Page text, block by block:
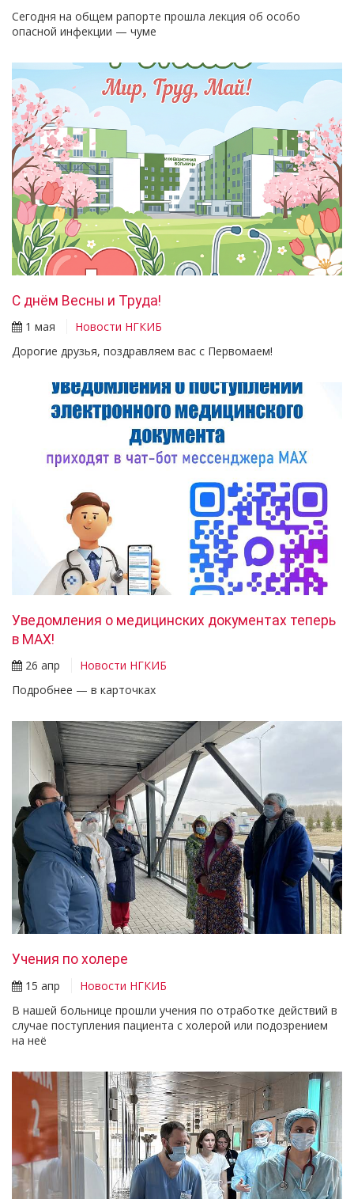
Сегодня на общем рапорте прошла лекция об особо
опасной инфекции — чуме
С днём Весны и Труда!
1 мая
Новости НГКИБ
Дорогие друзья, поздравляем вас с Первомаем!
Уведомления о медицинских документах теперь
в МАХ!
26 апр
Новости НГКИБ
Подробнее — в карточках
Учения по холере
15 апр
Новости НГКИБ
В нашей больнице прошли учения по отработке действий в
случае поступления пациента с холерой или подозрением
на неё